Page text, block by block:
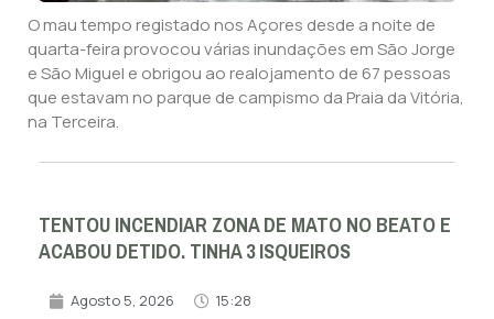
O mau tempo registado nos Açores desde a noite de
quarta-feira provocou várias inundações em São Jorge
e São Miguel e obrigou ao realojamento de 67 pessoas
que estavam no parque de campismo da Praia da Vitória,
na Terceira.
TENTOU INCENDIAR ZONA DE MATO NO BEATO E
ACABOU DETIDO. TINHA 3 ISQUEIROS
Agosto 5, 2026 15:28